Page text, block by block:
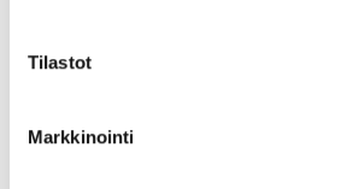
Tilastot
Markkinointi